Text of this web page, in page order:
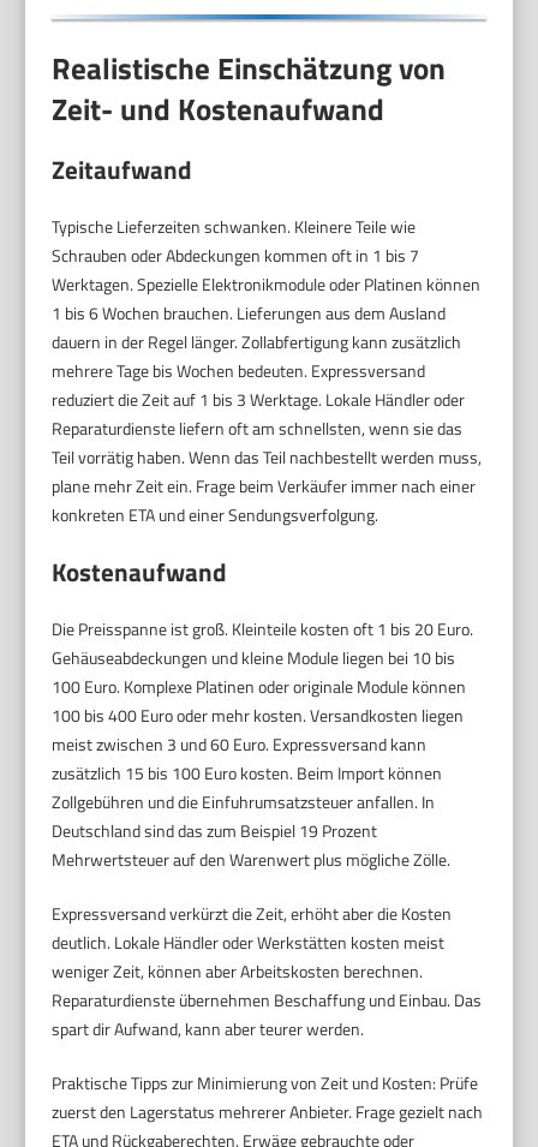
Realistische Einschätzung von
Zeit- und Kostenaufwand
Zeitaufwand
Typische Lieferzeiten schwanken. Kleinere Teile wie
Schrauben oder Abdeckungen kommen oft in 1 bis 7
Werktagen. Spezielle Elektronikmodule oder Platinen können
1 bis 6 Wochen brauchen. Lieferungen aus dem Ausland
dauern in der Regel länger. Zollabfertigung kann zusätzlich
mehrere Tage bis Wochen bedeuten. Expressversand
reduziert die Zeit auf 1 bis 3 Werktage. Lokale Händler oder
Reparaturdienste liefern oft am schnellsten, wenn sie das
Teil vorrätig haben. Wenn das Teil nachbestellt werden muss,
plane mehr Zeit ein. Frage beim Verkäufer immer nach einer
konkreten ETA und einer Sendungsverfolgung.
Kostenaufwand
Die Preisspanne ist groß. Kleinteile kosten oft 1 bis 20 Euro.
Gehäuseabdeckungen und kleine Module liegen bei 10 bis
100 Euro. Komplexe Platinen oder originale Module können
100 bis 400 Euro oder mehr kosten. Versandkosten liegen
meist zwischen 3 und 60 Euro. Expressversand kann
zusätzlich 15 bis 100 Euro kosten. Beim Import können
Zollgebühren und die Einfuhrumsatzsteuer anfallen. In
Deutschland sind das zum Beispiel 19 Prozent
Mehrwertsteuer auf den Warenwert plus mögliche Zölle.
Expressversand verkürzt die Zeit, erhöht aber die Kosten
deutlich. Lokale Händler oder Werkstätten kosten meist
weniger Zeit, können aber Arbeitskosten berechnen.
Reparaturdienste übernehmen Beschaffung und Einbau. Das
spart dir Aufwand, kann aber teurer werden.
Praktische Tipps zur Minimierung von Zeit und Kosten: Prüfe
zuerst den Lagerstatus mehrerer Anbieter. Frage gezielt nach
ETA und Rückgaberechten. Erwäge gebrauchte oder